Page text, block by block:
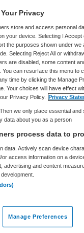
van pgb-
hij in
dat er een
gaat hij een
waard
DSW de site
maar het is
Het is namelijk
de nieuwe
heel
dat het
moet worden.
Privacy
store and access personal
your device. Selecting I
the purposes shown under we
Selecting Reject All or
are disabled, some content
You can resurface this menu to
time by clicking the Manage
Your choices will have effect
Privacy Policy.
Privacy
we only place essential and
data about you as a person
process data to
data. Actively scan device
or access information on a
advertising and content
Manage Preferences